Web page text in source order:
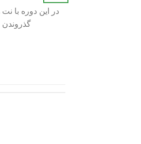
در این دوره با